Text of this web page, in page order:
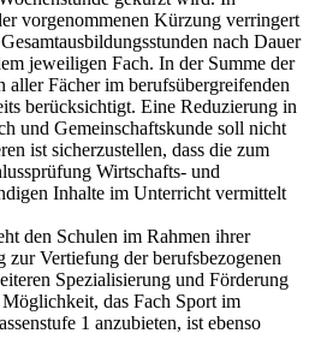
vorgenommenen Kürzung verringert
nach Dauer
jeweiligen Fach. In der Summe der
aller Fächer im berufsübergreifenden
berücksichtigt. Eine Reduzierung in
und Gemeinschaftskunde soll nicht
ist sicherzustellen, dass die zum
Wirtschafts- und
Inhalte im Unterricht vermittelt
den Schulen im Rahmen ihrer
zur Vertiefung der berufsbezogenen
Spezialisierung und Förderung
das Fach Sport im
1 anzubieten, ist ebenso